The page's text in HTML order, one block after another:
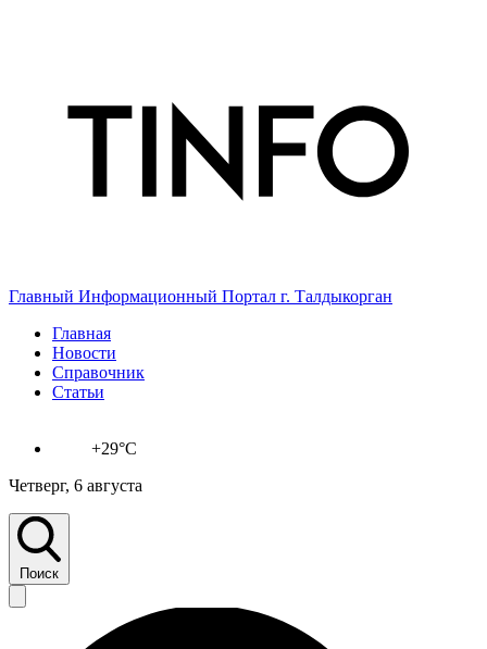
Главный Информационный Портал г. Талдыкорган
Главная
Новости
Справочник
Статьи
+29°C
Четверг, 6 августа
Поиск